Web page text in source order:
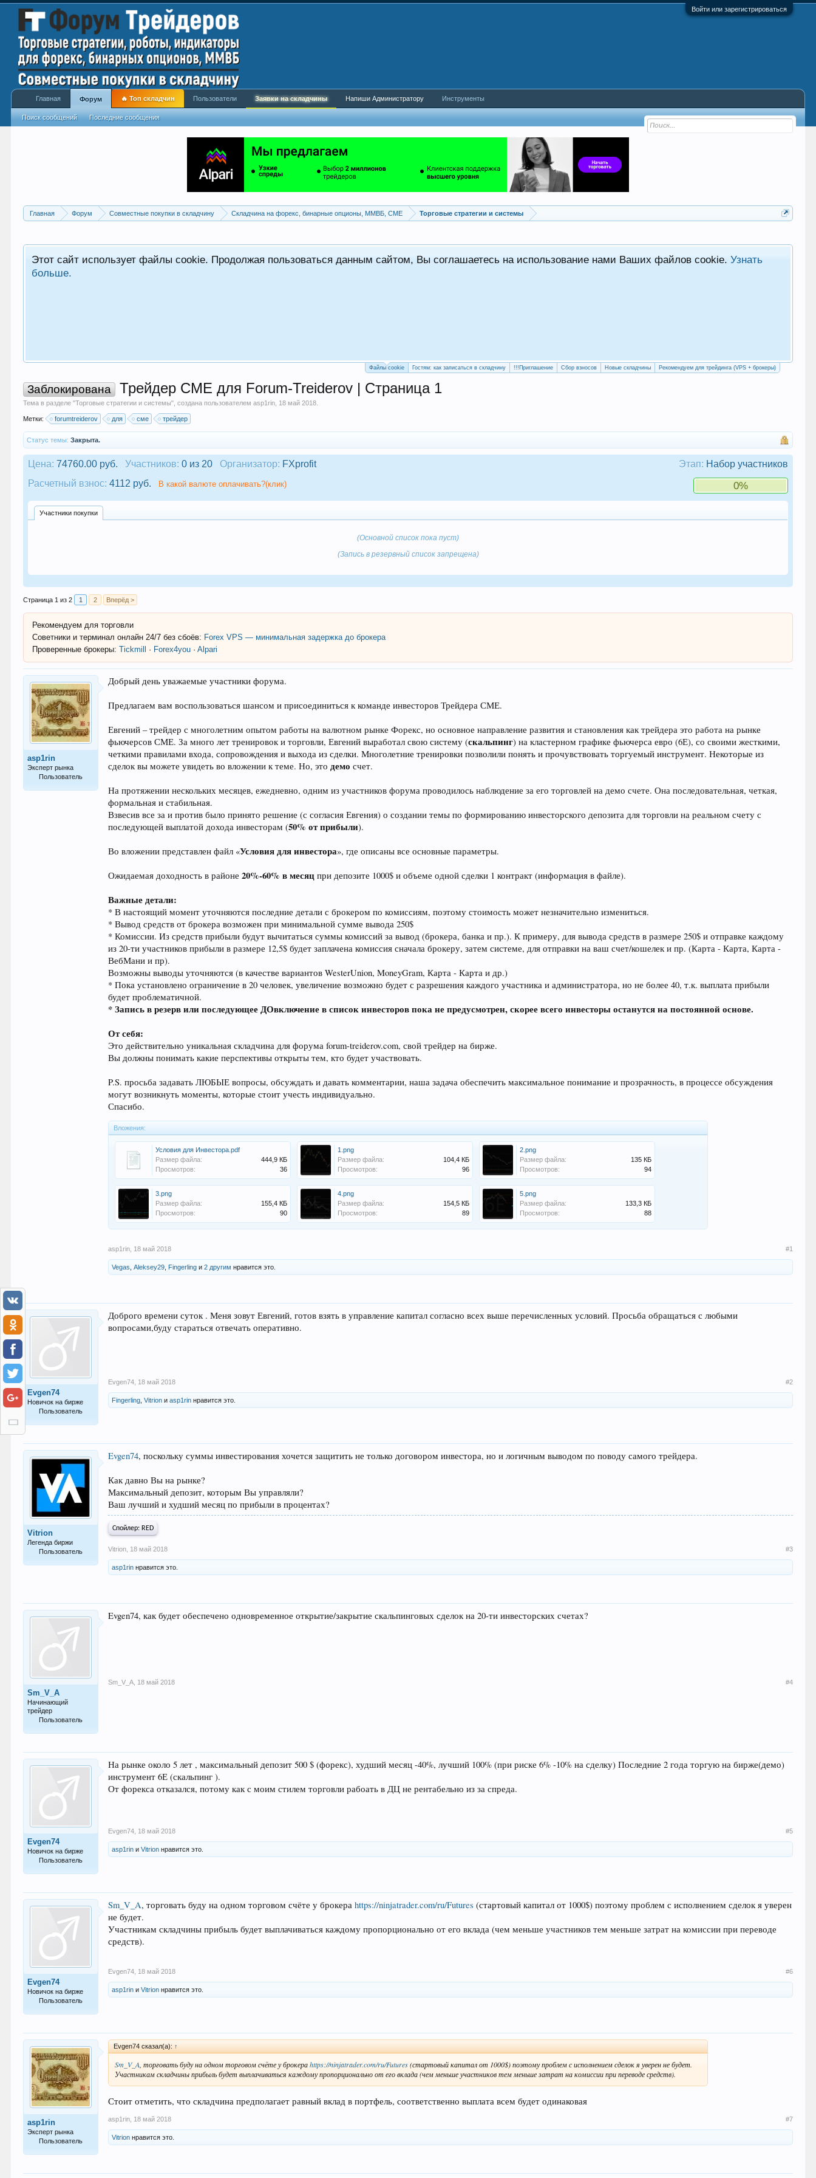
Войти или зарегистрироваться
Главная Форум Совместные покупки в складчину Складчина на форекс, бинарные опционы, ММВБ, CME Торговые стратегии и системы
Этот сайт использует файлы cookie. Продолжая пользоваться данным сайтом, Вы соглашаетесь на использование нами Ваших файлов cookie.Узнать
больше.
Файлы cookie Гостям: как записаться в складчину !!!Приглашение Сбор взносов Новые складчины Рекомендуем для трейдинга (VPS + брокеры)
Заблокирована Трейдер СМЕ для Forum-Treiderov | Страница 1
Тема в разделе "Торговые стратегии и системы", создана пользователемasp1rin 18 май 2018
Метки: forumtreiderov для сме трейдер
Статус темы: Закрыта.
Этап: Набор участников
Цена: 74760.00 руб. Участников: 0 из 20 Организатор: FXprofit
0%
Расчетный взнос: 4112 руб. В какой валюте оплачивать?(клик)
Участники покупки
(Основной список пока пуст)
(Запись в резервный список запрещена)
Страница 1 из 2 1 2 Вперёд >
Рекомендуем для торговли
Советники и терминал онлайн 24/7 без сбоёв: Forex VPS — минимальная задержка до брокера
Проверенные брокеры: Tickmill · Forex4you ·Alpari
asp1rin
Эксперт рынка
Пользователь
Добрый день уважаемые участники форума.
Предлагаем вам воспользоваться шансом и присоединиться к команде инвесторов Трейдера СМЕ.
Евгений – трейдер с многолетним опытом работы на валютном рынке Форекс, но основное направление развития и становления как трейдера это работа на рынке
фьючерсов СМЕ. За много лет тренировок и торговли, Евгений выработал свою систему (скальпинг) на кластерном графике фьючерса евро (6Е), со своими жесткими,
четкими правилами входа, сопровождения и выхода из сделки. Многолетние тренировки позволили понять и прочувствовать торгуемый инструмент. Некоторые из
сделок вы можете увидеть во вложении к теме. Но, этодемо счет.
На протяжении нескольких месяцев, ежедневно, одним из участников форума проводилось наблюдение за его торговлей на демо счете. Она последовательная, четкая,
формальная и стабильная.
Взвесив все за и против было принято решение (с согласия Евгения) о создании темы по формированию инвесторского депозита для торговли на реальном счету с
последующей выплатой дохода инвесторам (50% от прибыли).
Во вложении представлен файл «Условия для инвестора», где описаны все основные параметры.
Ожидаемая доходность в районе20%-60% в месяц при депозите 1000$ и объеме одной сделки 1 контракт (информация в файле).
Важные детали:
* В настоящий момент уточняются последние детали с брокером по комиссиям, поэтому стоимость может незначительно измениться.
* Вывод средств от брокера возможен при минимальной сумме вывода 250$
* Комиссии. Из средств прибыли будут вычитаться суммы комиссий за вывод (брокера, банка и пр.). К примеру, для вывода средств в размере 250$ и отправке каждому
из 20-ти участников прибыли в размере 12,5$ будет заплачена комиссия сначала брокеру, затем системе, для отправки на ваш счет/кошелек и пр. (Карта - Карта, Карта -
ВебМани и пр).
Возможны выводы уточняются (в качестве вариантов WesterUnion, MoneyGram, Карта - Карта и др.)
* Пока установлено ограничение в 20 человек, увеличение возможно будет с разрешения каждого участника и администратора, но не более 40, т.к. выплата прибыли
будет проблематичной.
* Запись в резерв или последующее ДОвключение в список инвесторов пока не предусмотрен, скорее всего инвесторы останутся на постоянной основе.
От себя:
Это действительно уникальная складчина для форума forum-treiderov.com, свой трейдер на бирже.
Вы должны понимать какие перспективы открыты тем, кто будет участвовать.
P.S. просьба задавать ЛЮБЫЕ вопросы, обсуждать и давать комментарии, наша задача обеспечить максимальное понимание и прозрачность, в процессе обсуждения
могут возникнуть моменты, которые стоит учесть индивидуально.
Спасибо.
Вложения:
Условия для Инвестора.pdf
Размер файла:
444,9 КБ
Просмотров:
36
1.png
Размер файла:
104,4 КБ
Просмотров:
96
2.png
Размер файла:
135 КБ
Просмотров:
94
3.png
Размер файла:
155,4 КБ
Просмотров:
90
4.png
Размер файла:
154,5 КБ
Просмотров:
89
5.png
Размер файла:
133,3 КБ
Просмотров:
88
asp1rin 18 май 2018 #1
Vegas ,Aleksey29 Fingerling и2 другим нравится это.
Evgen74
Новичок на бирже
Пользователь
Доброго времени суток . Меня зовут Евгений, готов взять в управление капитал согласно всех выше перечисленных условий. Просьба обращаться с любыми
вопросами,буду стараться отвечать оперативно.
Evgen74 18 май 2018 #2
Fingerling ,Vitrion иasp1rin нравится это.
Vitrion
Легенда биржи
Пользователь
Evgen74, поскольку суммы инвестирования хочется защитить не только договором инвестора, но и логичным выводом по поводу самого трейдера.
Как давно Вы на рынке?
Максимальный депозит, которым Вы управляли?
Ваш лучший и худший месяц по прибыли в процентах?
Спойлер: RED
Vitrion 18 май 2018 #3
asp1rin нравится это.
Sm_V_A
Начинающий
трейдер
Пользователь
Evgen74, как будет обеспечено одновременное открытие/закрытие скальпинговых сделок на 20-ти инвесторских счетах?
Sm_V_A 18 май 2018 #4
Evgen74
Новичок на бирже
Пользователь
На рынке около 5 лет , максимальный депозит 500 $ (форекс), худший месяц -40%, лучший 100% (при риске 6% -10% на сделку) Последние 2 года торгую на бирже(демо)
инструмент 6Е (скальпинг ).
От форекса отказался, потому как с моим стилем торговли рабоать в ДЦ не рентабельно из за спреда.
Evgen74 18 май 2018 #5
asp1rin иVitrion нравится это.
Evgen74
Новичок на бирже
Пользователь
Sm_V_A, торговать буду на одном торговом счёте у брокера https://ninjatrader.com/ru/Futures (стартовый капитал от 1000$) поэтому проблем с исполнением сделок я уверен
не будет.
Участникам складчины прибыль будет выплачиваться каждому пропорционально от его вклада (чем меньше участников тем меньше затрат на комиссии при переводе
средств).
Evgen74 18 май 2018 #6
asp1rin иVitrion нравится это.
asp1rin
Эксперт рынка
Пользователь
Evgen74 сказал(а): ↑
Sm_V_A , торговать буду на одном торговом счёте у брокераhttps://ninjatrader.com/ru/Futures(стартовый капитал от 1000$) поэтому проблем с исполнением сделок я уверен не будет.
Участникам складчины прибыль будет выплачиваться каждому пропорционально от его вклада (чем меньше участников тем меньше затрат на комиссии при переводе средств).
Стоит отметить, что складчина предполагает равный вклад в портфель, соответственно выплата всем будет одинаковая
asp1rin 18 май 2018 #7
Vitrion нравится это.
Главная Форум
Поиск сообщений Последние сообщения
🔥 Топ складчин Пользователи Заявки на складчины Напиши Администратору Инструменты